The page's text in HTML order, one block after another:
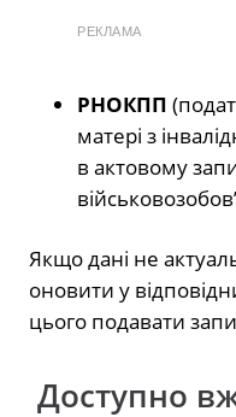
РЕКЛАМА
РНОКПП
матері з
в актовому
Якщо дані не
оновити у
цього подавати
Доступно